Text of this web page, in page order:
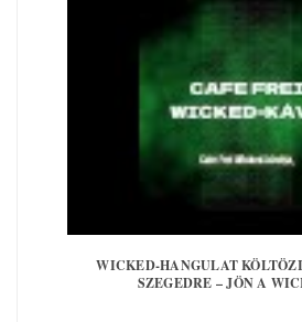
WICKED-HANGULAT
SZEGEDRE – JÖN A